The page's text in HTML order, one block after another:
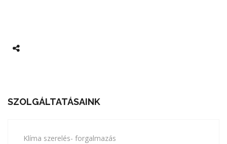
SZOLGÁLTATÁSAINK
Klíma szerelés- forgalmazás